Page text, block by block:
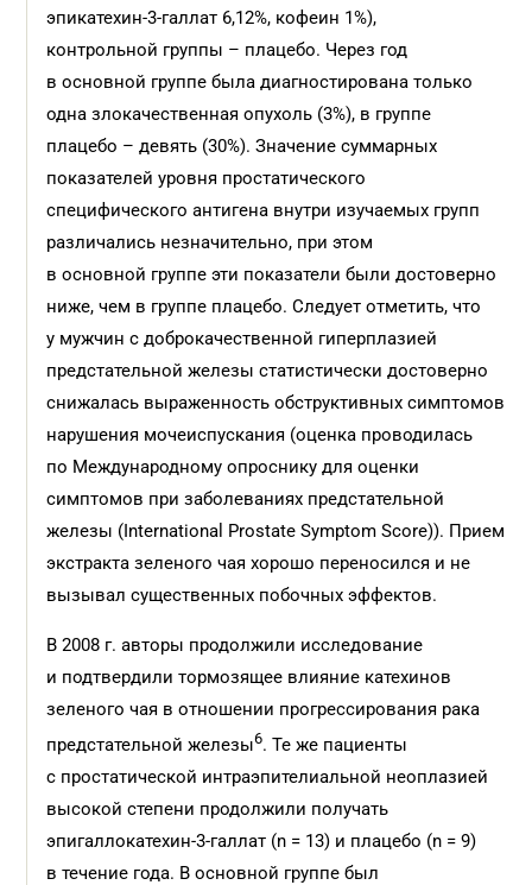
эпикатехин-3-галлат 6,12%, кофеин 1%),
контрольной группы – плацебо. Через год
в основной группе была диагностирована только
одна злокачественная опухоль (3%), в группе
плацебо – девять (30%). Значение суммарных
показателей уровня простатического
специфического антигена внутри изучаемых групп
различались незначительно, при этом
в основной группе эти показатели были достоверно
ниже, чем в группе плацебо. Следует отметить, что
у мужчин с доброкачественной гиперплазией
предстательной железы статистически достоверно
снижалась выраженность обструктивных симптомов
нарушения мочеиспускания (оценка проводилась
по Международному опроснику для оценки
симптомов при заболеваниях предстательной
железы (International Prostate Symptom Score)). Прием
экстракта зеленого чая хорошо переносился и не
вызывал существенных побочных эффектов.
В 2008 г. авторы продолжили исследование
и подтвердили тормозящее влияние катехинов
зеленого чая в отношении прогрессирования рака
предстательной железы6. Те же пациенты
с простатической интраэпителиальной неоплазией
высокой степени продолжили получать
эпигаллокатехин-3-галлат (n = 13) и плацебо (n = 9)
в течение года. В основной группе был